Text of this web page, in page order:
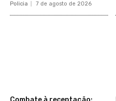
Policia 7 de agosto de 2026